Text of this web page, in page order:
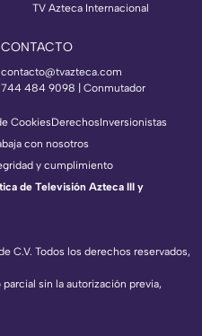
TV Azteca Internacional
CONTACTO
contacto@tvazteca.com
744 484 9098 | Conmutador
C.V. Todos los derechos reservados,
sin la autorización previa,
CookiesDerechosInversionistas
con nosotros
y cumplimiento
de Televisión Azteca III y